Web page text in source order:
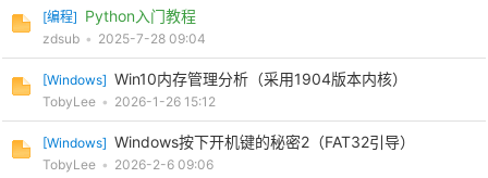
[编程] Python入门教程
zdsub • 2025-7-28 09:04
[Windows] Win10内存管理分析（采用1904版本内核）
TobyLee • 2026-1-26 15:12
[Windows] Windows按下开机键的秘密2（FAT32引导）
TobyLee • 2026-2-6 09:06